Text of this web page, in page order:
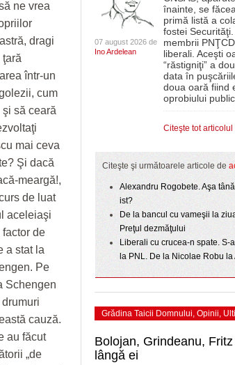
- 6 August 2026
nicio speranţă PSD-iştilor:
Timișoara. Nici în
când Dominic Fritz sigur nu
August 2026
primar aflat în conflict de
prefectului de Timiş în
- 5 August 2026
all
bune sezonul are! Politehnica bate
mult mai clar decât o arată scorul
- 4
2026
Politehnica Timișoara începe Superliga în
deplasare. Când sunt programate derby-urile
play-off- 4 August 2026
oră, a venit „ploaia”. Apa a fost
pompierii voluntari- 6 August 2026
Filmul „Ultimul ingredient”, o
Banatului în competiția
- 5 August 2026
View all
ne vrea
dragi
într-un
cum
să ceară
mai ceva
Şi dacă
meargă!,
de luat
aceleiaşi
de
a stat la
Pe
Schengen
cauză.
au făcut
„de
07 august 2026 de
Ino Ardelean
înainte, se
primă listă a
fostei
membrii
liberali. Aceşti
“răstigniţi” a
data în
doua oară fiind
oprobiului public,
Citeşte tot articolul
Citeşte şi următoarele articole de
Alexandru Rogobete. Aşa
ist?
De la bancul cu vameşii la
Preţul dezmăţului
Liberali cu crucea-n spate. S-
la PNL. De la Nicolae Robu
Grădina Taicii Domnului, Opinii,
Bolojan, Grindeanu,
lângă ei